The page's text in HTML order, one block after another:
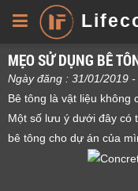
MẸO SỬ DỤNG BÊ
Ngày đăng : 31/01/2019 -
Bê tông là vật liệu không
Một số lưu ý dưới đây có
bê tông cho dự án của